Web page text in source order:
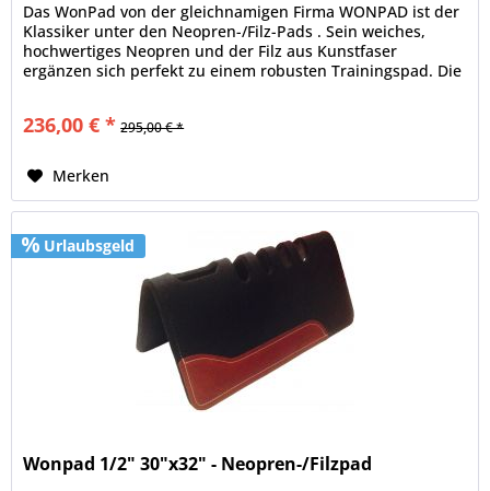
Das WonPad von der gleichnamigen Firma WONPAD ist der
Klassiker unter den Neopren-/Filz-Pads . Sein weiches,
hochwertiges Neopren und der Filz aus Kunstfaser
ergänzen sich perfekt zu einem robusten Trainingspad. Die
236,00 € * 295,00 € *
Merken
Urlaubsgeld
Wonpad 1/2" 30"x32" - Neopren-/Filzpad